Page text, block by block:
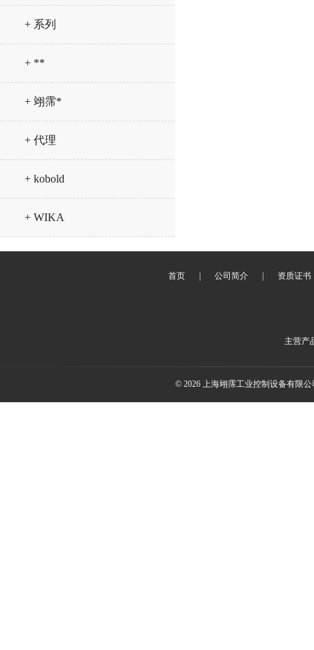
+ 系列
+ **
+ 翊霈*
+ 代理
+ kobold
+ WIKA
首页 公司简介 资质证书
主营产
© 2026 上海翊霈工业控制设备有限